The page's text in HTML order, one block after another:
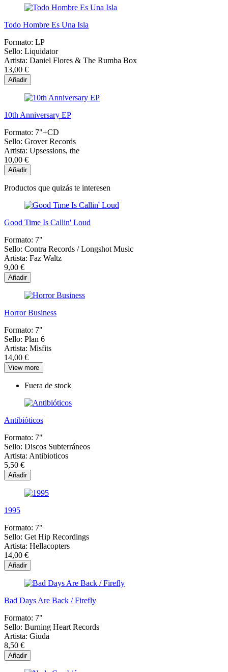
Todo Hombre Es Una Isla
Formato: LP
Sello: Liquidator
Artista: Daniel Flores & The Rumba Box
13,00 €
Añadir
10th Anniversary EP
Formato: 7"+CD
Sello: Grover Records
Artista: Upsessions, the
10,00 €
Añadir
Productos que quizás te interesen
Good Time Is Callin' Loud
Formato: 7"
Sello: Contra Records / Longshot Music
Artista: Faz Waltz
9,00 €
Añadir
Horror Business
Formato: 7"
Sello: Plan 6
Artista: Misfits
14,00 €
View more
Fuera de stock
Antibióticos
Formato: 7"
Sello: Discos Subterráneos
Artista: Antibioticos
5,50 €
Añadir
1995
Formato: 7"
Sello: Get Hip Recordings
Artista: Hellacopters
14,00 €
Añadir
Bad Days Are Back / Firefly
Formato: 7"
Sello: Burning Heart Records
Artista: Giuda
8,50 €
Añadir